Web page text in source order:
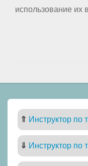
использование их
⇑ Инструктор по
⇓ Инструктор по